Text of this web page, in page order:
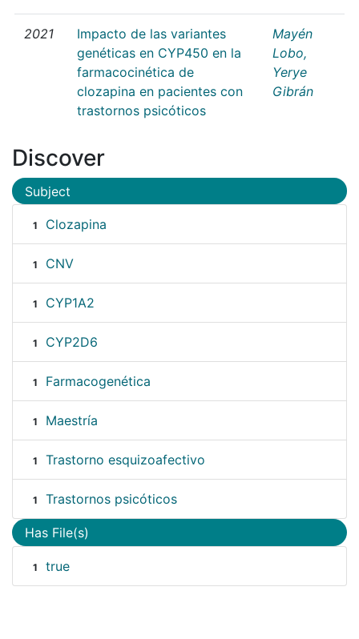
2021
Impacto de las variantes
genéticas en CYP450 en la
farmacocinética de
clozapina en pacientes con
trastornos psicóticos
Mayén
Lobo,
Yerye
Gibrán
Discover
Subject
1 Clozapina
1 CNV
1 CYP1A2
1 CYP2D6
1 Farmacogenética
1 Maestría
1 Trastorno esquizoafectivo
1 Trastornos psicóticos
Has File(s)
1 true